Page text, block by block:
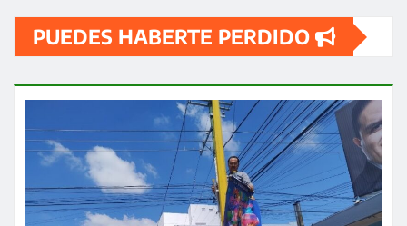
PUEDES HABERTE PERDIDO